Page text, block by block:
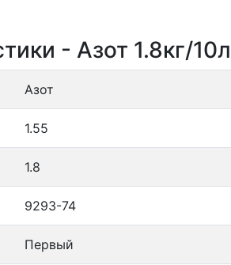
- Азот 1.8кг/10л
Азот
1.55
1.8
9293-74
Первый